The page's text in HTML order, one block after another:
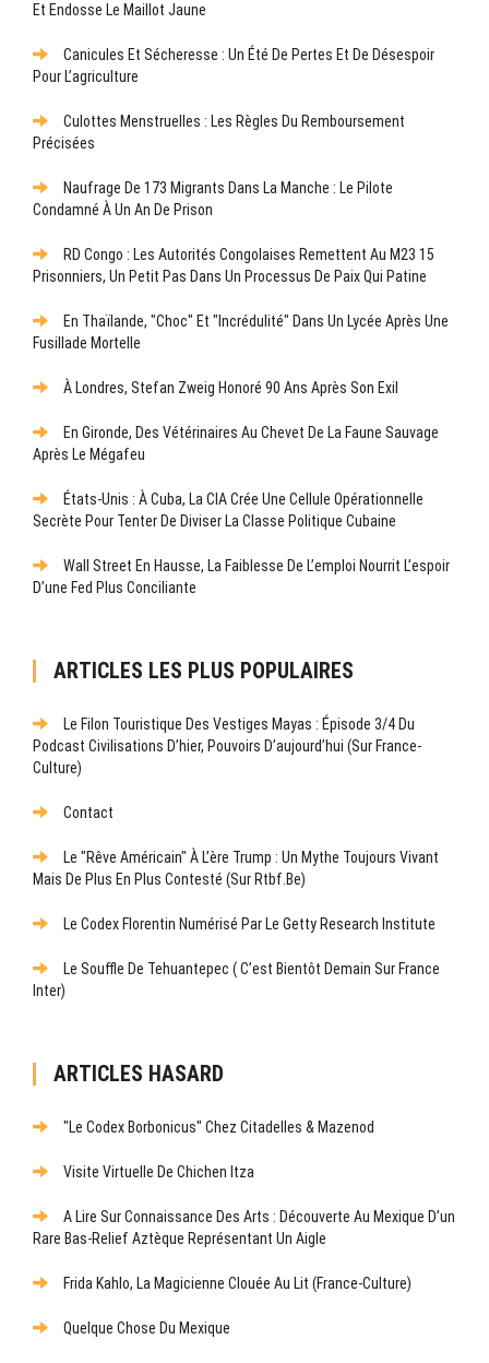
Et Endosse Le Maillot Jaune
Canicules Et Sécheresse : Un Été De Pertes Et De Désespoir
Pour L’agriculture
Culottes Menstruelles : Les Règles Du Remboursement
Précisées
Naufrage De 173 Migrants Dans La Manche : Le Pilote
Condamné À Un An De Prison
RD Congo : Les Autorités Congolaises Remettent Au M23 15
Prisonniers, Un Petit Pas Dans Un Processus De Paix Qui Patine
En Thaïlande, "choc" Et "incrédulité" Dans Un Lycée Après Une
Fusillade Mortelle
À Londres, Stefan Zweig Honoré 90 Ans Après Son Exil
En Gironde, Des Vétérinaires Au Chevet De La Faune Sauvage
Après Le Mégafeu
États-Unis : À Cuba, La CIA Crée Une Cellule Opérationnelle
Secrète Pour Tenter De Diviser La Classe Politique Cubaine
Wall Street En Hausse, La Faiblesse De L’emploi Nourrit L’espoir
D’une Fed Plus Conciliante
ARTICLES LES PLUS POPULAIRES
Le Filon Touristique Des Vestiges Mayas : Épisode 3/4 Du
Podcast Civilisations D’hier, Pouvoirs D’aujourd’hui (sur France-
Culture)
Contact
Le "rêve Américain" À L’ère Trump : Un Mythe Toujours Vivant
Mais De Plus En Plus Contesté (sur Rtbf.be)
Le Codex Florentin Numérisé Par Le Getty Research Institute
Le Souffle De Tehuantepec ( C’est Bientôt Demain Sur France
Inter)
ARTICLES HASARD
"Le Codex Borbonicus" Chez Citadelles & Mazenod
Visite Virtuelle De Chichen Itza
A Lire Sur Connaissance Des Arts : Découverte Au Mexique D’un
Rare Bas-Relief Aztèque Représentant Un Aigle
Frida Kahlo, La Magicienne Clouée Au Lit (France-Culture)
Quelque Chose Du Mexique